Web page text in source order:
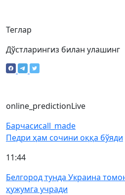
Теглар
Дўстларингиз билан улашинг
online_predictionLive
Барчасиcall_made
Педри ҳам сочини оққа бўяди
11:44
Белгород тунда Украина
ҳужумга учради